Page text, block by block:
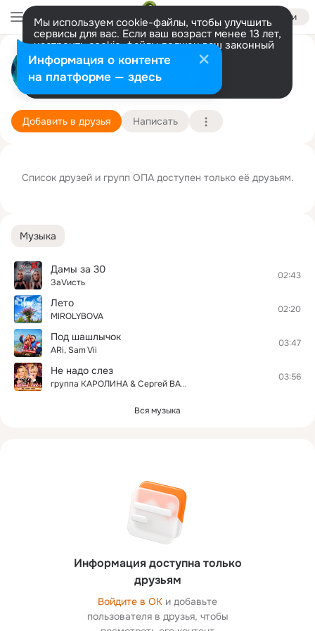
Войти
Мы используем cookie-файлы, чтобы улучшить
сервисы для вас. Если ваш возраст менее 13 лет,
настроить cookie-файлы должен ваш законный
представитель. Больше информации
Разрешить все Настроить
ОП КДВ
г. Усть-Илимск (Иркутская область)
Подробнее
Добавить в друзья Написать
Музыка
Дамы за 30
ЗаVисть
02:43
Лето
MIROLYBOVA
02:20
Под шашлычок
ARi, Sam Vii
03:47
Не надо слез
группа КАРОЛИНА & Сергей ВАСЮТА
03:56
Вся музыка
Информация доступна только
друзьям
Войдите в ОК и добавьте
пользователя в друзья, чтобы
Список друзей и групп ОПА доступен только её друзьям.
Информация о контенте
на платформе — здесь